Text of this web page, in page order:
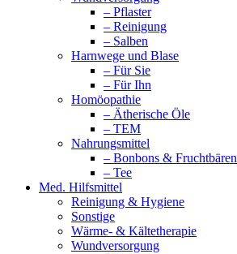
– Pflaster
– Reinigung
– Salben
Harnwege und Blase
– Für Sie
– Für Ihn
Homöopathie
– Ätherische Öle
– TEM
Nahrungsmittel
– Bonbons & Fruchtbären
– Tee
Med. Hilfsmittel
Reinigung & Hygiene
Sonstige
Wärme- & Kältetherapie
Wundversorgung